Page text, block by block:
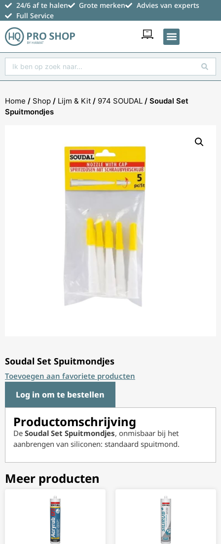
24/6 af te halen Grote merken
Advies van experts
Full Service
Home / Shop / Lijm & Kit / 974 SOUDAL / Soudal Set
Spuitmondjes
Soudal Set Spuitmondjes
Toevoegen aan favoriete producten
Log in om te bestellen
Productomschrijving
De Soudal Set Spuitmondjes, onmisbaar bij het
aanbrengen van siliconen: standaard spuitmond.
Meer producten